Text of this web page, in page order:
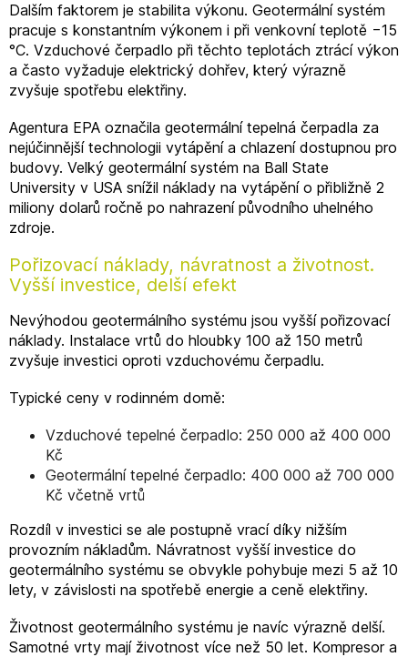
Dalším faktorem je stabilita výkonu. Geotermální systém
pracuje s konstantním výkonem i při venkovní teplotě −15
°C. Vzduchové čerpadlo při těchto teplotách ztrácí výkon
a často vyžaduje elektrický dohřev, který výrazně
zvyšuje spotřebu elektřiny.
Agentura EPA označila geotermální tepelná čerpadla za
nejúčinnější technologii vytápění a chlazení dostupnou pro
budovy. Velký geotermální systém na Ball State
University v USA snížil náklady na vytápění o přibližně 2
miliony dolarů ročně po nahrazení původního uhelného
zdroje.
Pořizovací náklady, návratnost a životnost.
Vyšší investice, delší efekt
Nevýhodou geotermálního systému jsou vyšší pořizovací
náklady. Instalace vrtů do hloubky 100 až 150 metrů
zvyšuje investici oproti vzduchovému čerpadlu.
Typické ceny v rodinném domě:
Vzduchové tepelné čerpadlo: 250 000 až 400 000
Kč
Geotermální tepelné čerpadlo: 400 000 až 700 000
Kč včetně vrtů
Rozdíl v investici se ale postupně vrací díky nižším
provozním nákladům. Návratnost vyšší investice do
geotermálního systému se obvykle pohybuje mezi 5 až 10
lety, v závislosti na spotřebě energie a ceně elektřiny.
Životnost geotermálního systému je navíc výrazně delší.
Samotné vrty mají životnost více než 50 let. Kompresor a